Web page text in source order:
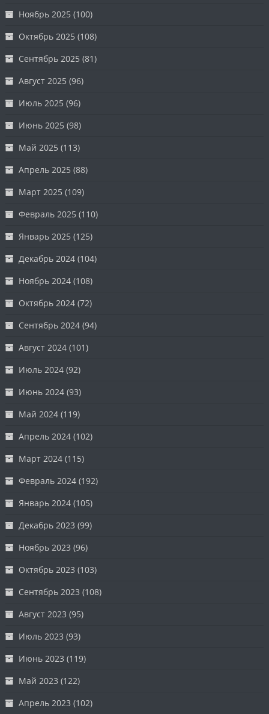
Ноябрь 2025 (100)
Октябрь 2025 (108)
Сентябрь 2025 (81)
Август 2025 (96)
Июль 2025 (96)
Июнь 2025 (98)
Май 2025 (113)
Апрель 2025 (88)
Март 2025 (109)
Февраль 2025 (110)
Январь 2025 (125)
Декабрь 2024 (104)
Ноябрь 2024 (108)
Октябрь 2024 (72)
Сентябрь 2024 (94)
Август 2024 (101)
Июль 2024 (92)
Июнь 2024 (93)
Май 2024 (119)
Апрель 2024 (102)
Март 2024 (115)
Февраль 2024 (192)
Январь 2024 (105)
Декабрь 2023 (99)
Ноябрь 2023 (96)
Октябрь 2023 (103)
Сентябрь 2023 (108)
Август 2023 (95)
Июль 2023 (93)
Июнь 2023 (119)
Май 2023 (122)
Апрель 2023 (102)